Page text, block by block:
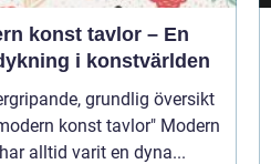
konst tavlor – En
i konstvärlden
grundlig översikt
konst tavlor" Modern
alltid varit en dyna...